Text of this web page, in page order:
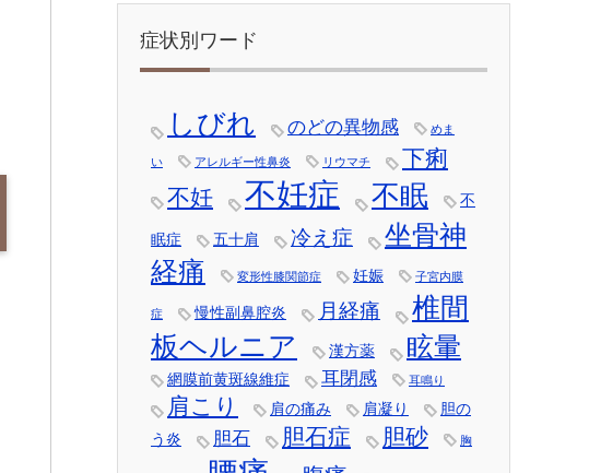
症状別ワード
しびれ のどの異物感 めま
い アレルギー性鼻炎 リウマチ
下痢
不妊
不妊症 不眠 不
眠症 五十肩 冷え症
坐骨神
経痛
変形性膝関節症 妊娠 子宮内膜
症 慢性副鼻腔炎 月経痛
椎間
板ヘルニア
漢方薬 眩暈
網膜前黄斑線維症 耳閉感 耳鳴り
肩こり 肩の痛み 肩凝り
胆の
う炎
胆石 胆石症 胆砂 胸